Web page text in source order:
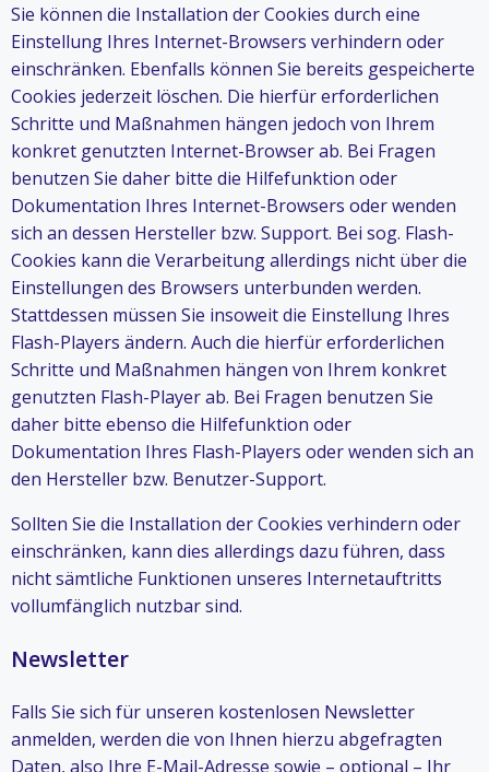
Sie können die Installation der Cookies durch eine
Einstellung Ihres Internet-Browsers verhindern oder
einschränken. Ebenfalls können Sie bereits gespeicherte
Cookies jederzeit löschen. Die hierfür erforderlichen
Schritte und Maßnahmen hängen jedoch von Ihrem
konkret genutzten Internet-Browser ab. Bei Fragen
benutzen Sie daher bitte die Hilfefunktion oder
Dokumentation Ihres Internet-Browsers oder wenden
sich an dessen Hersteller bzw. Support. Bei sog. Flash-
Cookies kann die Verarbeitung allerdings nicht über die
Einstellungen des Browsers unterbunden werden.
Stattdessen müssen Sie insoweit die Einstellung Ihres
Flash-Players ändern. Auch die hierfür erforderlichen
Schritte und Maßnahmen hängen von Ihrem konkret
genutzten Flash-Player ab. Bei Fragen benutzen Sie
daher bitte ebenso die Hilfefunktion oder
Dokumentation Ihres Flash-Players oder wenden sich an
den Hersteller bzw. Benutzer-Support.
Sollten Sie die Installation der Cookies verhindern oder
einschränken, kann dies allerdings dazu führen, dass
nicht sämtliche Funktionen unseres Internetauftritts
vollumfänglich nutzbar sind.
Newsletter
Falls Sie sich für unseren kostenlosen Newsletter
anmelden, werden die von Ihnen hierzu abgefragten
Daten, also Ihre E-Mail-Adresse sowie – optional – Ihr